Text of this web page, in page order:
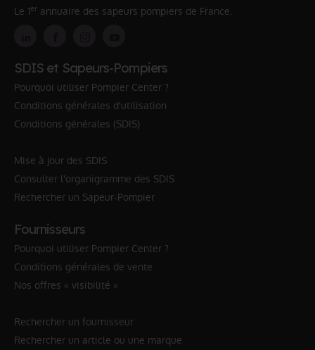
Le 1er annuaire des sapeurs pompiers de France.
SDIS et Sapeurs-Pompiers
Pourquoi utiliser Pompier Center ?
Conditions générales d'utilisation
Conditions générales (SDIS)
Mise à jour des SDIS
Consulter l'organigramme des SDIS
Rechercher un Sapeur-Pompier
Fournisseurs
Pourquoi utiliser Pompier Center ?
Conditions générales de vente
Nos offres « visibilité »
Rechercher un fournisseur
Rechercher un article ou une marque